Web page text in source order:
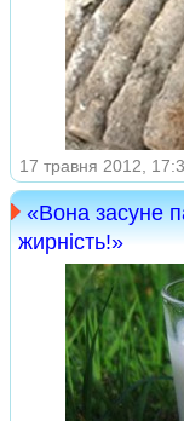
17 травня 2012,
«Вона засуне
жирність!»